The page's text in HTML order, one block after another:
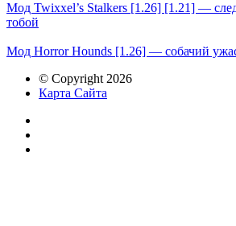
Мод Twixxel’s Stalkers [1.26] [1.21] —
тобой
Мод Horror Hounds [1.26] — собачий
© Copyright 2026
Карта Сайта